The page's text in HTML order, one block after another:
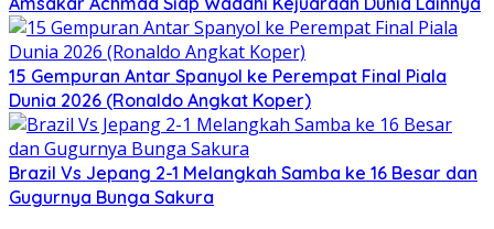
15 Gempuran Antar Spanyol ke Perempat Final Piala
Dunia 2026 (Ronaldo Angkat Koper)
Brazil Vs Jepang 2-1 Melangkah Samba ke 16 Besar dan
Gugurnya Bunga Sakura